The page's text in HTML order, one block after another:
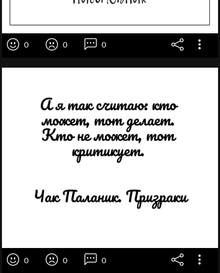
0 0 0
0 0 0